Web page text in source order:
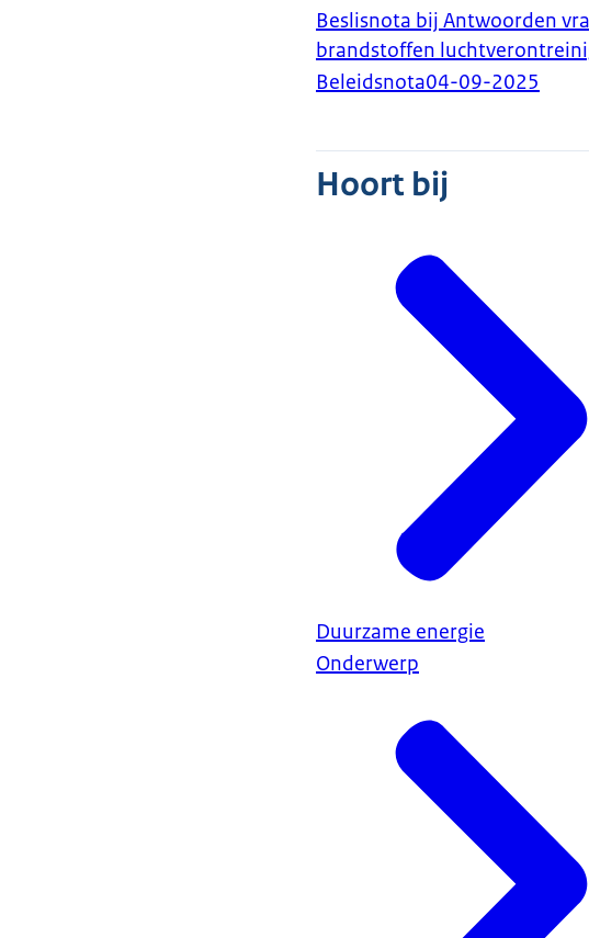
Beslisnota bij Antwoorden
brandstoffen
Beleidsnota04-09-2025
Hoort bij
Duurzame energie
Onderwerp